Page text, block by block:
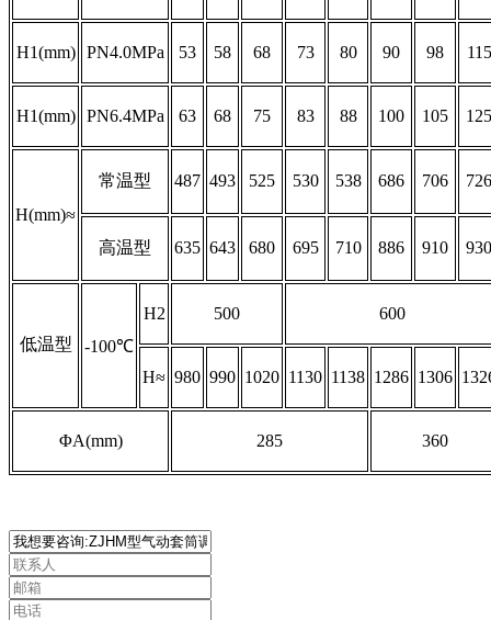
H1(mm) PN4.0MPa 53 58 68 73 80 90 98 115
H1(mm) PN6.4MPa 63 68 75 83 88 100 105 125
H(mm)≈
常温型 487 493 525 530 538 686 706 726
高温型 635 643 680 695 710 886 910 930
低温型 -100℃
H2 500 600
H≈ 980 990 1020 1130 1138 1286 1306
ΦA(mm) 285 360